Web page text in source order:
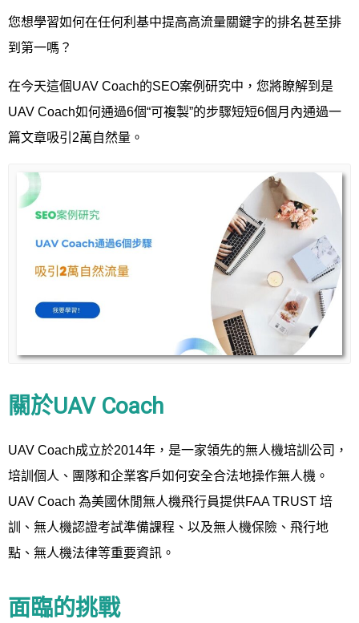
您想學習如何在任何利基中提高高流量關鍵字的排名甚至排
到第一嗎？
在今天這個UAV Coach的SEO案例研究中，您將瞭解到是
UAV Coach如何通過6個“可複製”的步驟短短6個月內通過一
篇文章吸引2萬自然量。
關於UAV Coach
UAV Coach成立於2014年，是一家領先的無人機培訓公司，
培訓個人、團隊和企業客戶如何安全合法地操作無人機。
UAV Coach 為美國休閒無人機飛行員提供FAA TRUST 培
訓、無人機認證考試準備課程、以及無人機保險、飛行地
點、無人機法律等重要資訊。
面臨的挑戰